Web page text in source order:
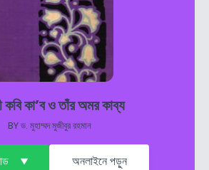
কবি কা’ব ও তাঁর অমর কাব্য
BYড. মুহাম্মদ মুজীবুর রহমান
অনলাইনে পড়ুন